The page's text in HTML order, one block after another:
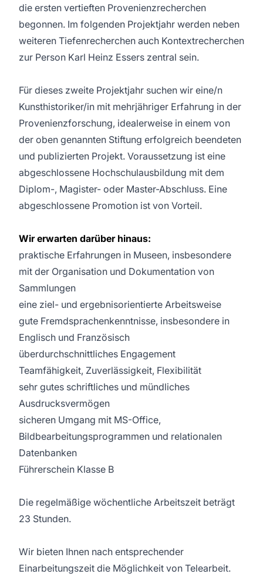
die ersten vertieften Provenienzrecherchen
begonnen. Im folgenden Projektjahr werden neben
weiteren Tiefenrecherchen auch Kontextrecherchen
zur Person Karl Heinz Essers zentral sein.
Für dieses zweite Projektjahr suchen wir eine/n
Kunsthistoriker/in mit mehrjähriger Erfahrung in der
Provenienzforschung, idealerweise in einem von
der oben genannten Stiftung erfolgreich beendeten
und publizierten Projekt. Voraussetzung ist eine
abgeschlossene Hochschulausbildung mit dem
Diplom-, Magister- oder Master-Abschluss. Eine
abgeschlossene Promotion ist von Vorteil.
Wir erwarten darüber hinaus:
praktische Erfahrungen in Museen, insbesondere
mit der Organisation und Dokumentation von
Sammlungen
eine ziel- und ergebnisorientierte Arbeitsweise
gute Fremdsprachenkenntnisse, insbesondere in
Englisch und Französisch
überdurchschnittliches Engagement
Teamfähigkeit, Zuverlässigkeit, Flexibilität
sehr gutes schriftliches und mündliches
Ausdrucksvermögen
sicheren Umgang mit MS-Office,
Bildbearbeitungsprogrammen und relationalen
Datenbanken
Führerschein Klasse B
Die regelmäßige wöchentliche Arbeitszeit beträgt
23 Stunden.
Wir bieten Ihnen nach entsprechender
Einarbeitungszeit die Möglichkeit von Telearbeit.